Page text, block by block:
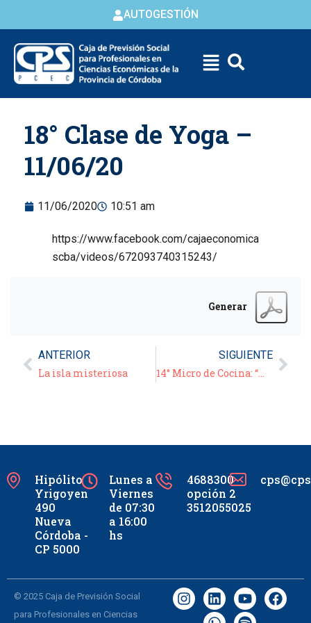
AUTOGESTIÓN
content
18° Clase de Yoga –
11/06/20
11/06/2020 10:51 am
https://www.facebook.com/cajaeconomica
scba/videos/672093740315243/
Generar
ANTERIOR
La isla misteriosa
SIGUIENTE
14° Micro de Cocina: “Malfattis verdes a los cuatro quesos”
Hipólito
Yrigoyen
490
Nueva
Córdoba -
CP 5000
Lunes a
Viernes
de 07:30
a 16:00
hs
4688300
opción 2
3512055025
© 2025 Caja de Previsión Social
para Profesionales en Ciencias